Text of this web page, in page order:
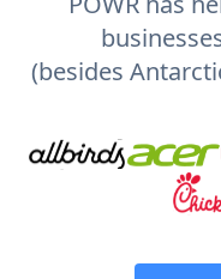
(besides